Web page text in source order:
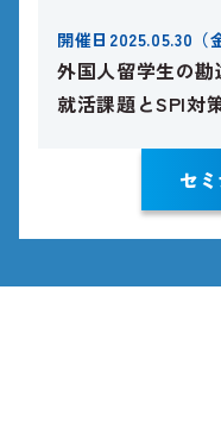
開催日 2025.05.30
外国人留学生の
就活課題とSPI対
セ